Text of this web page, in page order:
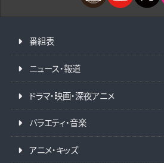
番組表
ニュース・報道
ドラマ・映画・深夜アニメ
バラエティ・音楽
アニメ・キッズ